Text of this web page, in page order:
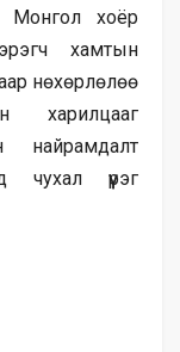
Монгол хоёр
хамтын
нөхөрлөлөө
харилцааг
найрамдалт
чухал үүрэг